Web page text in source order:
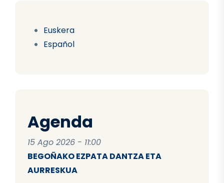
Euskera
Español
Agenda
15 Ago 2026 - 11:00
BEGOÑAKO EZPATA DANTZA ETA
AURRESKUA